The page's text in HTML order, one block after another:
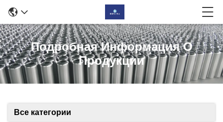
Подробная Информация О
Продукции
Все категории